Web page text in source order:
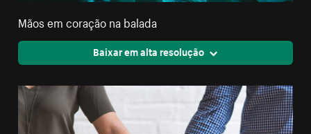
Mãos em coração na balada
Baixar em alta resolução